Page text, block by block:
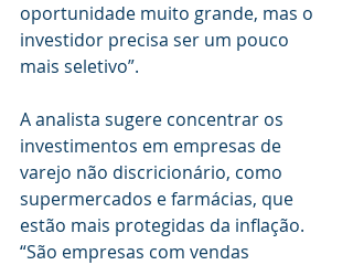
oportunidade muito grande, mas o
investidor precisa ser um pouco
mais seletivo”.
A analista sugere concentrar os
investimentos em empresas de
varejo não discricionário, como
supermercados e farmácias, que
estão mais protegidas da inflação.
“São empresas com vendas